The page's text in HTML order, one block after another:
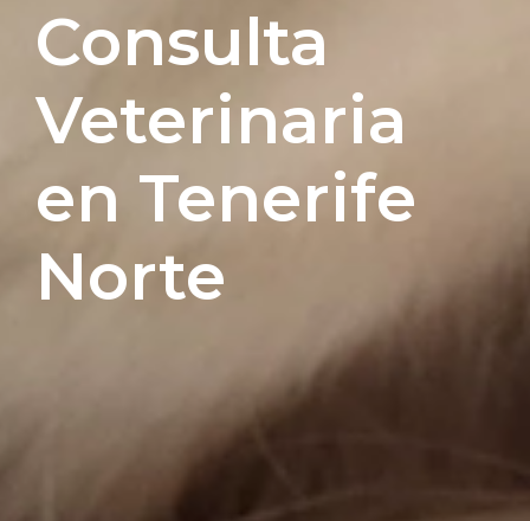
Consulta
Veterinaria
en Tenerife
Norte